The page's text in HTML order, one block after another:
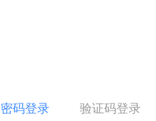
密码登录 验证码登录